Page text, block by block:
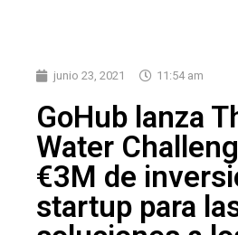
junio 23, 2021 11:54 am
GoHub lanza
Water
€3M de
startup para